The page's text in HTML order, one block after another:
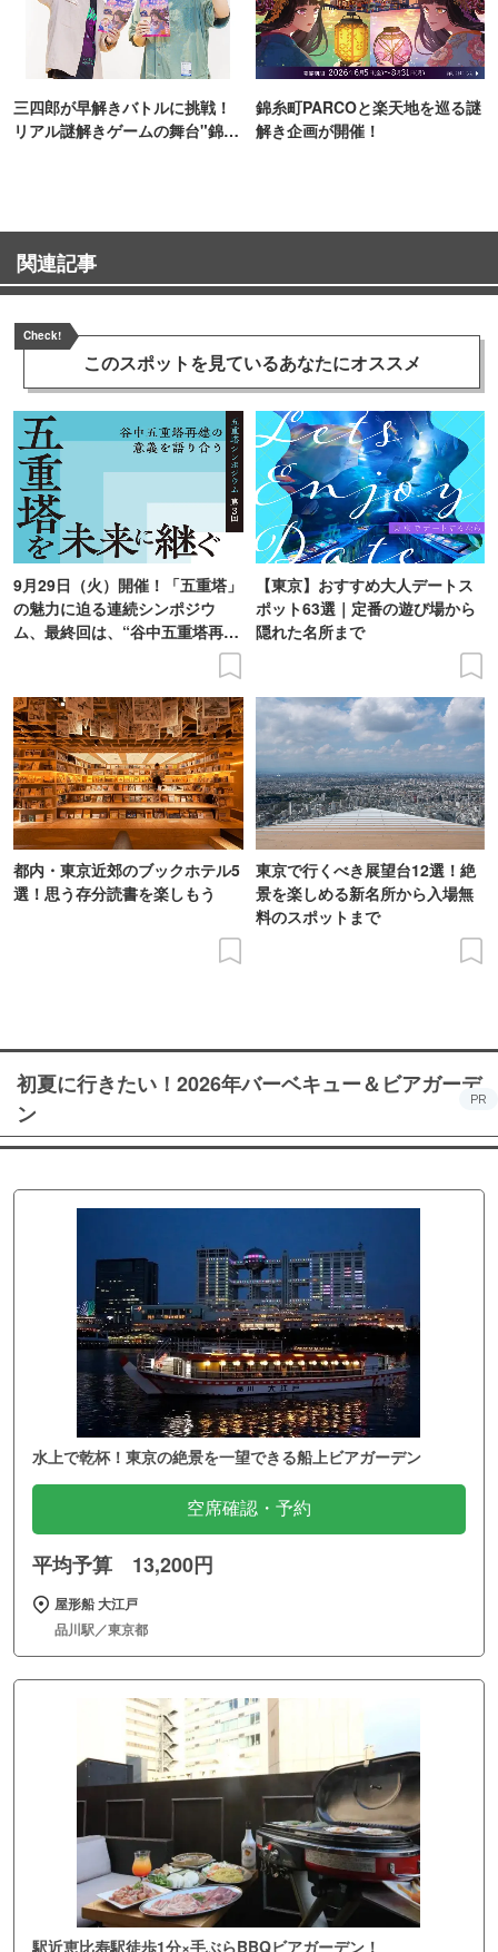
三四郎が早解きバトルに挑戦！
リアル謎解きゲームの舞台"錦糸
錦糸町PARCOと楽天地を巡る謎
解き企画が開催！
関連記事
Check!
このスポットを見ているあなたにオススメ
9月29日（火）開催！「五重塔」
の魅力に迫る連続シンポジウ
ム、最終回は、“谷中五重塔再建
【東京】おすすめ大人デートス
ポット63選｜定番の遊び場から
隠れた名所まで
都内・東京近郊のブックホテル5
選！思う存分読書を楽しもう
東京で行くべき展望台12選！絶
景を楽しめる新名所から入場無
料のスポットまで
初夏に行きたい！2026年バーベキュー＆ビアガーデ
ン
PR
水上で乾杯！東京の絶景を一望できる船上ビアガーデン
空席確認・予約
平均予算 13,200円
屋形船 大江戸
品川駅／東京都
駅近恵比寿駅徒歩1分×手ぶらBBQビアガーデン！